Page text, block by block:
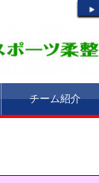
チーム紹介